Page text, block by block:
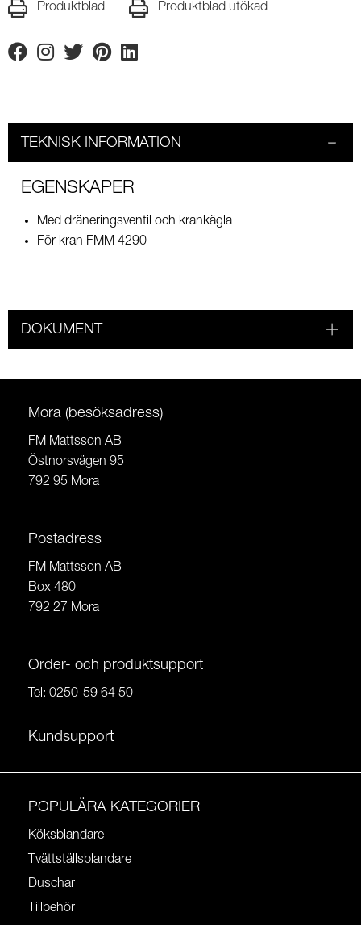
Produktblad Produktblad utökad
FacebookInstagram
TwitterPinterestLinkedin
TEKNISK INFORMATION
EGENSKAPER
Med dräneringsventil och krankägla
För kran FMM 4290
DOKUMENT
Mora (besöksadress)
FM Mattsson AB
Östnorsvägen 95
792 95 Mora
Postadress
FM Mattsson AB
Box 480
792 27 Mora
Order- och produktsupport
Tel: 0250-59 64 50
Kundsupport
POPULÄRA KATEGORIER
Köksblandare
Tvättställsblandare
Duschar
Tillbehör